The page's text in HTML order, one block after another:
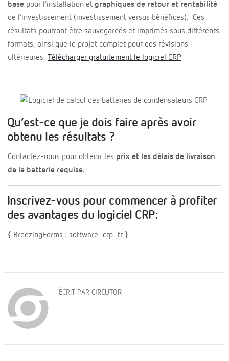
base pour l’installation et graphiques de retour et rentabilité
de l’investissement (investissement versus bénéfices). Ces
résultats pourront être sauvegardés et imprimés sous différents
formats, ainsi que le projet complet pour des révisions
ultérieures. Télécharger gratuitement le logiciel CRP
Qu’est-ce que je dois faire après avoir
obtenu les résultats ?
Contactez-nous pour obtenir les prix et les délais de livraison
de la batterie requise.
Inscrivez-vous pour commencer à profiter
des avantages du logiciel CRP:
{ BreezingForms : software_crp_fr }
ÉCRIT PAR CIRCUTOR